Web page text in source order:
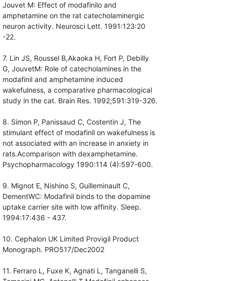
Jouvet M: Effect of modafinilo and
amphetamine on the rat catecholaminergic
neuron activity. Neurosci Lett. 1991:123:20
-22.
7. Lin JS, Roussel B,Akaoka H, Fort P, Debilly
G, JouvetM: Role of catecholamines in the
modafinil and amphetamine induced
wakefulness, a comparative pharmacological
study in the cat. Brain Res. 1992;591:319-326.
8. Simon P, Panissaud C, Costentin J, The
stimulant effect of modafinil on wakefulness is
not associated with an increase in anxiety in
rats.Acomparison with dexamphetamine.
Psychopharmacology 1990:114 (4):597-600.
9. Mignot E, Nishino S, Guilleminault C,
DementWC: Modafinil binds to the dopamine
uptake carrier site with low affinity. Sleep.
1994:17:436 - 437.
10. Cephalon UK Limited Provigil Product
Monograph. PRO517/Dec2002
11. Ferraro L, Fuxe K, Agnati L, Tanganelli S,